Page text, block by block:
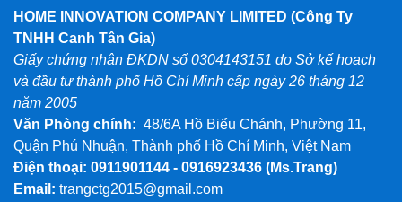
HOME INNOVATION COMPANY LIMITED (Công Ty
TNHH Canh Tân Gia)
Giấy chứng nhận ĐKDN số 0304143151 do Sở kế hoạch
và đầu tư thành phố Hồ Chí Minh cấp ngày 26 tháng 12
năm 2005
Văn Phòng chính: 48/6A Hồ Biểu Chánh, Phường 11,
Quận Phú Nhuận, Thành phố Hồ Chí Minh, Việt Nam
Điện thoại: 0911901144 - 0916923436 (Ms.Trang)
Email: trangctg2015@gmail.com